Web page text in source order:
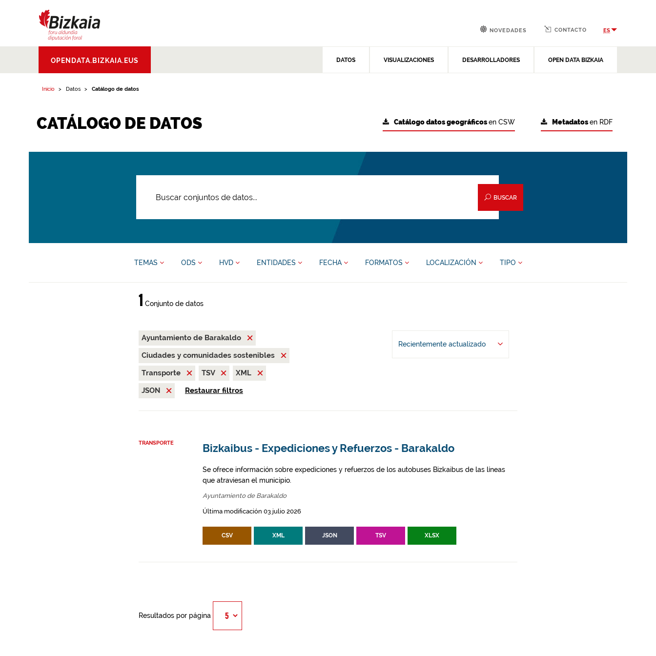
Aldundia.Diputacion
Foral de Bizkaia
OPENDATA.BIZKAIA.EUS DATOS VISUALIZACIONES DESARROLLADORES OPEN DATA BIZKAIA
NOVEDADES CONTACTO ES
Inicio Datos Catálogo de datos
CATÁLOGO DE DATOS Metadatosen RDF
Catálogo datos geográficosen CSW
BUSCAR
TEMAS ODS HVD ENTIDADES FECHA FORMATOS LOCALIZACIÓN TIPO
1 Conjunto de datos
Ayuntamiento de Barakaldo
Ciudades y comunidades sostenibles
Transporte
TSV
XML
JSON
Restaurar filtros
Recientemente actualizado
TRANSPORTE Bizkaibus - Expediciones y Refuerzos - Barakaldo
Se ofrece información sobre expediciones y refuerzos de los autobuses Bizkaibus de las líneas
que atraviesan el municipio.
Ayuntamiento de Barakaldo
Última modificación 03 julio 2026
CSV XML JSON TSV XLSX
Resultados por página